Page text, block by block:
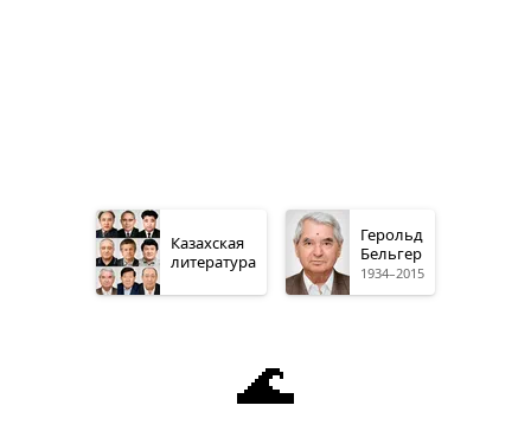
Казахская
литература
Герольд
Бельгер
1934–2015
🌊